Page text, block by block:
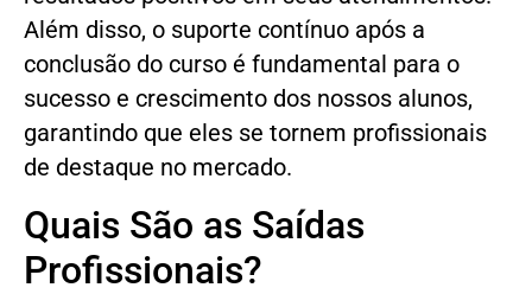
Além disso, o suporte contínuo após a
conclusão do curso é fundamental para o
sucesso e crescimento dos nossos alunos,
garantindo que eles se tornem profissionais
de destaque no mercado.
Quais São as Saídas
Profissionais?